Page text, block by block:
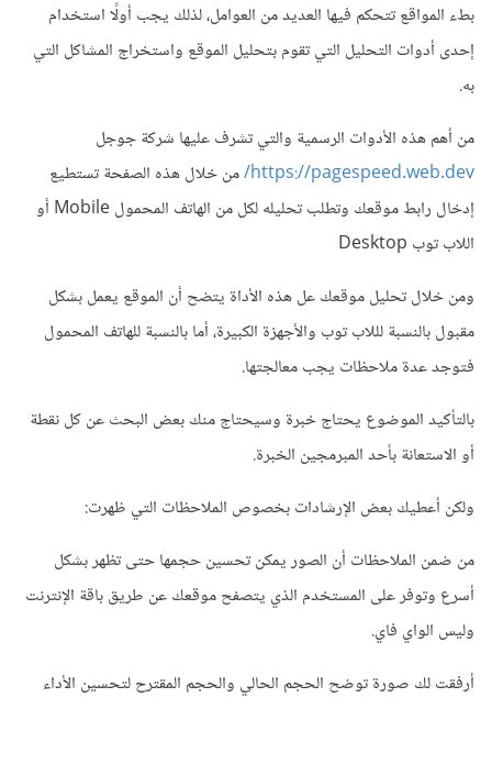
بطء المواقع تتحكم فيها العديد من العوامل، لذلك يجب أولًا استخدام
إحدى أدوات التحليل التي تقوم بتحليل الموقع واستخراج المشاكل التي
به.
من أهم هذه الأدوات الرسمية والتي تشرف عليها شركة جوجل
https://pagespeed.web.dev/ من خلال هذه الصفحة تستطيع
إدخال رابط موقعك وتطلب تحليله لكل من الهاتف المحمول Mobile أو
اللاب توب Desktop
ومن خلال تحليل موقعك عل هذه الأداة يتضح أن الموقع يعمل بشكل
مقبول بالنسبة لللاب توب والأجهزة الكبيرة، أما بالنسبة للهاتف المحمول
فتوجد عدة ملاحظات يجب معالجتها.
بالتأكيد الموضوع يحتاج خبرة وسيحتاج منك بعض البحث عن كل نقطة
أو الاستعانة بأحد المبرمجين الخبرة.
ولكن أعطيك بعض الإرشادات بخصوص الملاحظات التي ظهرت:
من ضمن الملاحظات أن الصور يمكن تحسين حجمها حتى تظهر بشكل
أسرع وتوفر على المستخدم الذي يتصفح موقعك عن طريق باقة الإنترنت
وليس الواي فاي.
أرفقت لك صورة توضح الحجم الحالي والحجم المقترح لتحسين الأداء